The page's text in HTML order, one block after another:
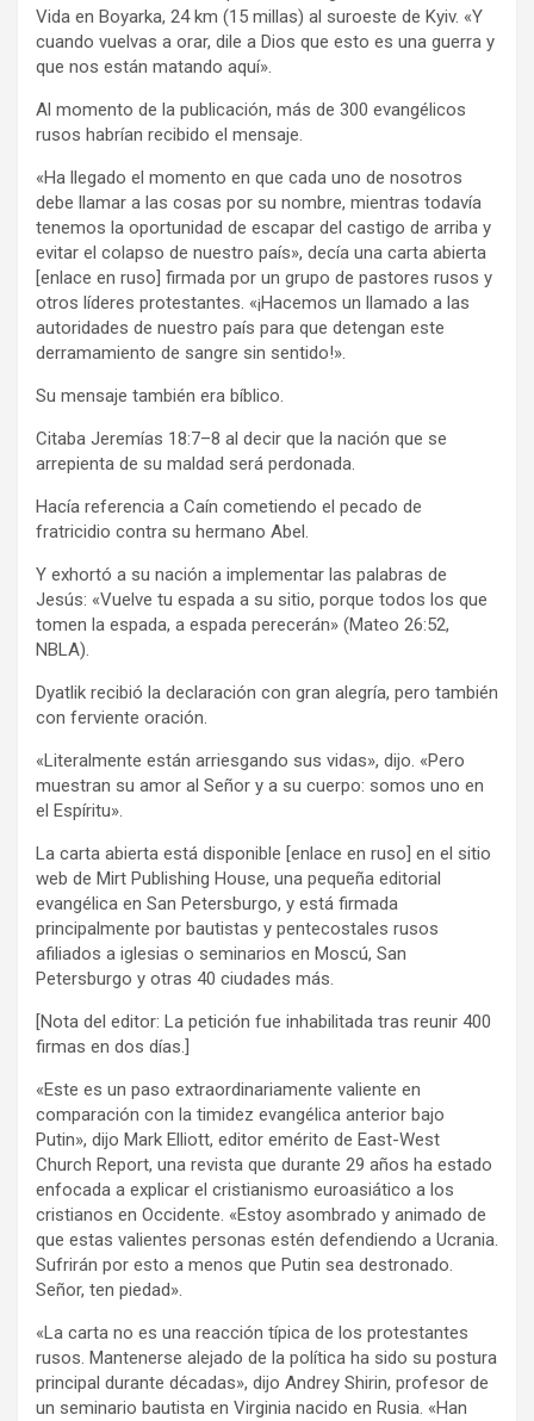
Vida en Boyarka, 24 km (15 millas) al suroeste de Kyiv. «Y
cuando vuelvas a orar, dile a Dios que esto es una guerra y
que nos están matando aquí».
Al momento de la publicación, más de 300 evangélicos
rusos habrían recibido el mensaje.
«Ha llegado el momento en que cada uno de nosotros
debe llamar a las cosas por su nombre, mientras todavía
tenemos la oportunidad de escapar del castigo de arriba y
evitar el colapso de nuestro país», decía una carta abierta
[enlace en ruso] firmada por un grupo de pastores rusos y
otros líderes protestantes. «¡Hacemos un llamado a las
autoridades de nuestro país para que detengan este
derramamiento de sangre sin sentido!».
Su mensaje también era bíblico.
Citaba Jeremías 18:7–8 al decir que la nación que se
arrepienta de su maldad será perdonada.
Hacía referencia a Caín cometiendo el pecado de
fratricidio contra su hermano Abel.
Y exhortó a su nación a implementar las palabras de
Jesús: «Vuelve tu espada a su sitio, porque todos los que
tomen la espada, a espada perecerán» (Mateo 26:52,
NBLA).
Dyatlik recibió la declaración con gran alegría, pero también
con ferviente oración.
«Literalmente están arriesgando sus vidas», dijo. «Pero
muestran su amor al Señor y a su cuerpo: somos uno en
el Espíritu».
La carta abierta está disponible [enlace en ruso] en el sitio
web de Mirt Publishing House, una pequeña editorial
evangélica en San Petersburgo, y está firmada
principalmente por bautistas y pentecostales rusos
afiliados a iglesias o seminarios en Moscú, San
Petersburgo y otras 40 ciudades más.
[Nota del editor: La petición fue inhabilitada tras reunir 400
firmas en dos días.]
«Este es un paso extraordinariamente valiente en
comparación con la timidez evangélica anterior bajo
Putin», dijo Mark Elliott, editor emérito de East-West
Church Report, una revista que durante 29 años ha estado
enfocada a explicar el cristianismo euroasiático a los
cristianos en Occidente. «Estoy asombrado y animado de
que estas valientes personas estén defendiendo a Ucrania.
Sufrirán por esto a menos que Putin sea destronado.
Señor, ten piedad».
«La carta no es una reacción típica de los protestantes
rusos. Mantenerse alejado de la política ha sido su postura
principal durante décadas», dijo Andrey Shirin, profesor de
un seminario bautista en Virginia nacido en Rusia. «Han